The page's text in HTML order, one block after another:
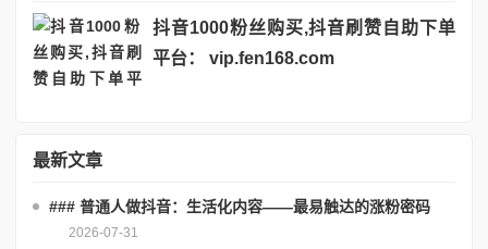
抖音1000粉丝购买,抖音刷赞自助下单
平台： vip.fen168.com
最新文章
### 普通人做抖音：生活化内容——最易触达的涨粉密码
2026-07-31